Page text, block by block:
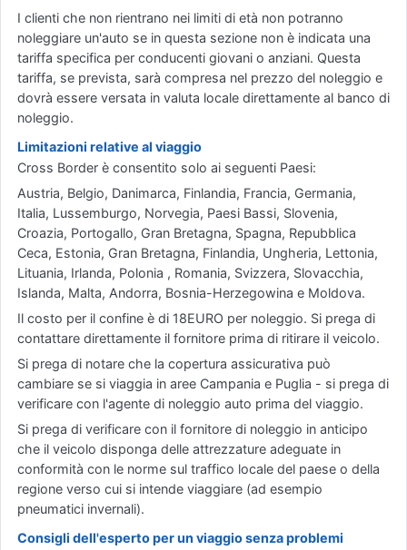
I clienti che non rientrano nei limiti di età non potranno
noleggiare un'auto se in questa sezione non è indicata una
tariffa specifica per conducenti giovani o anziani. Questa
tariffa, se prevista, sarà compresa nel prezzo del noleggio e
dovrà essere versata in valuta locale direttamente al banco di
noleggio.
Limitazioni relative al viaggio
Cross Border è consentito solo ai seguenti Paesi:
Austria, Belgio, Danimarca, Finlandia, Francia, Germania,
Italia, Lussemburgo, Norvegia, Paesi Bassi, Slovenia,
Croazia, Portogallo, Gran Bretagna, Spagna, Repubblica
Ceca, Estonia, Gran Bretagna, Finlandia, Ungheria, Lettonia,
Lituania, Irlanda, Polonia , Romania, Svizzera, Slovacchia,
Islanda, Malta, Andorra, Bosnia-Herzegowina e Moldova.
Il costo per il confine è di 18EURO per noleggio. Si prega di
contattare direttamente il fornitore prima di ritirare il veicolo.
Si prega di notare che la copertura assicurativa può
cambiare se si viaggia in aree Campania e Puglia - si prega di
verificare con l'agente di noleggio auto prima del viaggio.
Si prega di verificare con il fornitore di noleggio in anticipo
che il veicolo disponga delle attrezzature adeguate in
conformità con le norme sul traffico locale del paese o della
regione verso cui si intende viaggiare (ad esempio
pneumatici invernali).
Consigli dell'esperto per un viaggio senza problemi